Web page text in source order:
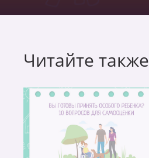
Читайте также